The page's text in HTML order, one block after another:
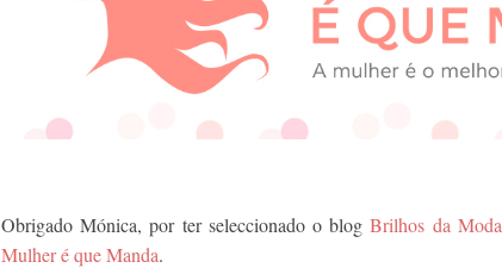
Obrigado Mónica, por ter seleccionado o blogBrilhos da Moda
Mulher é que Manda.